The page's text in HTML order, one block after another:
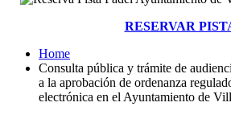
RESERVAR
Home
Consulta pública y trámite de
a la aprobación de ordenanza
electrónica en el Ayuntamiento de